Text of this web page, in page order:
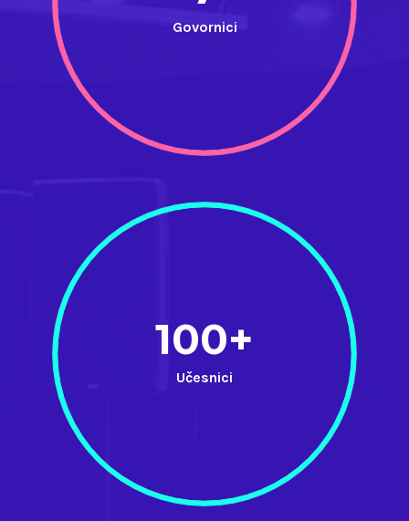
Govornici
100+
Učesnici